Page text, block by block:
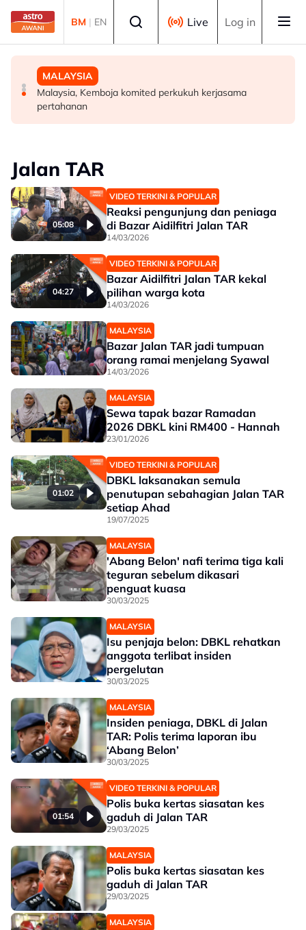
Skip to main content
BM | EN Live Log in
MALAYSIA
91.7 peratus pekerja tetap GLIC, GLC terima gaji
sekurang-kurangnya RM3,100 setakat akhir 2025
MALAYSIA
Daie Madani, beberapa pertubuhan serah memorandum
sokong pemerkasaan integriti Tabung Haji
MALAYSIA
Malaysia, Kemboja komited perkukuh kerjasama
pertahanan
Jalan TAR
05:08
VIDEO TERKINI & POPULAR
Reaksi pengunjung dan peniaga
di Bazar Aidilfitri Jalan TAR
14/03/2026
04:27
VIDEO TERKINI & POPULAR
Bazar Aidilfitri Jalan TAR kekal
pilihan warga kota
14/03/2026
MALAYSIA
Bazar Jalan TAR jadi tumpuan
orang ramai menjelang Syawal
14/03/2026
MALAYSIA
Sewa tapak bazar Ramadan
2026 DBKL kini RM400 - Hannah
23/01/2026
01:02
VIDEO TERKINI & POPULAR
DBKL laksanakan semula
penutupan sebahagian Jalan TAR
setiap Ahad
19/07/2025
MALAYSIA
'Abang Belon' nafi terima tiga kali
teguran sebelum dikasari
penguat kuasa
30/03/2025
MALAYSIA
Isu penjaja belon: DBKL rehatkan
anggota terlibat insiden
pergelutan
30/03/2025
MALAYSIA
Insiden peniaga, DBKL di Jalan
TAR: Polis terima laporan ibu
‘Abang Belon’
30/03/2025
01:54
VIDEO TERKINI & POPULAR
Polis buka kertas siasatan kes
gaduh di Jalan TAR
29/03/2025
MALAYSIA
Polis buka kertas siasatan kes
gaduh di Jalan TAR
29/03/2025
MALAYSIA